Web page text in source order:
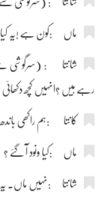
ماں :کون ہے !یہ کیا
شانتا : (سرگوشی
رہے ہیں ؟انہیں کچھ دکھائی
کانتا :ہم راکھی
ماں :کیا ونود آ گئے ؟
شانتا :نہیں ماں۔ یہ